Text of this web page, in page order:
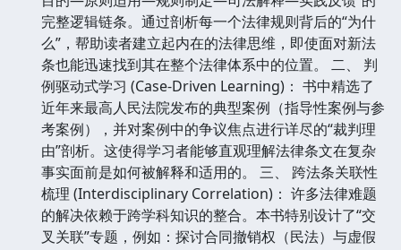
完整逻辑链条。通过剖析每一个法律规则背后的“为什
么”，帮助读者建立起内在的法律思维，即使面对新法
条也能迅速找到其在整个法律体系中的位置。 二、 判
例驱动式学习 (Case-Driven Learning)： 书中精选了
近年来最高人民法院发布的典型案例（指导性案例与参
考案例），并对案例中的争议焦点进行详尽的“裁判理
由”剖析。这使得学习者能够直观理解法律条文在复杂
事实面前是如何被解释和适用的。 三、 跨法条关联性
梳理 (Interdisciplinary Correlation)： 许多法律难题
的解决依赖于跨学科知识的整合。本书特别设计了“交
叉关联”专题，例如：探讨合同撤销权（民法）与虚假